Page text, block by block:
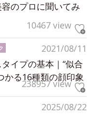
のプロに聞いてみ
10467 view
2021/08/11
イプの基本｜“似合
かる16種類の顔印象
238957 view
2025/08/22